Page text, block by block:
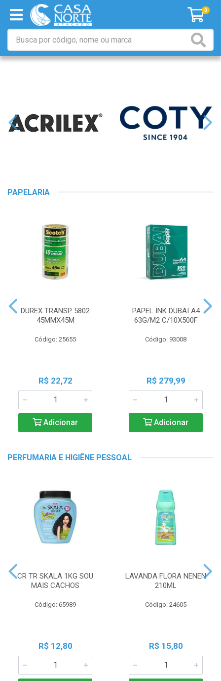
0
PAPELARIA
DUREX TRANSP 5802
45MMX45M
Código: 25655
R$ 22,72
Adicionar
PAPEL INK DUBAI A4
63G/M2 C/10X500F
Código: 93008
R$ 279,99
Adicionar
PERFUMARIA E HIGIÊNE PESSOAL
CR TR SKALA 1KG SOU
MAIS CACHOS
Código: 65989
R$ 12,80
LAVANDA FLORA NENEN
210ML
Código: 24605
R$ 15,80